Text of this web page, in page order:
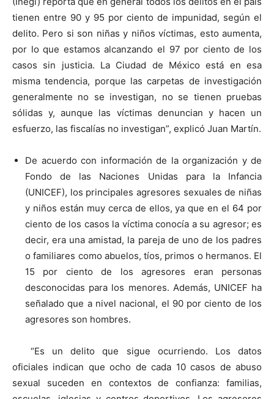
tienen entre 90 y 95 por ciento de impunidad, según el
delito. Pero si son niñas y niños víctimas, esto aumenta,
por lo que estamos alcanzando el 97 por ciento de los
casos sin justicia. La Ciudad de México está en esa
misma tendencia, porque las carpetas de investigación
generalmente no se investigan, no se tienen pruebas
sólidas y, aunque las víctimas denuncian y hacen un
esfuerzo, las fiscalías no investigan”, explicó Juan Martín.
De acuerdo con información de la organización y de
Fondo de las Naciones Unidas para la Infancia
(UNICEF), los principales agresores sexuales de niñas
y niños están muy cerca de ellos, ya que en el 64 por
ciento de los casos la víctima conocía a su agresor; es
decir, era una amistad, la pareja de uno de los padres
o familiares como abuelos, tíos, primos o hermanos. El
15 por ciento de los agresores eran personas
desconocidas para los menores. Además, UNICEF ha
señalado que a nivel nacional, el 90 por ciento de los
agresores son hombres.
“Es un delito que sigue ocurriendo. Los datos
oficiales indican que ocho de cada 10 casos de abuso
sexual suceden en contextos de confianza: familias,